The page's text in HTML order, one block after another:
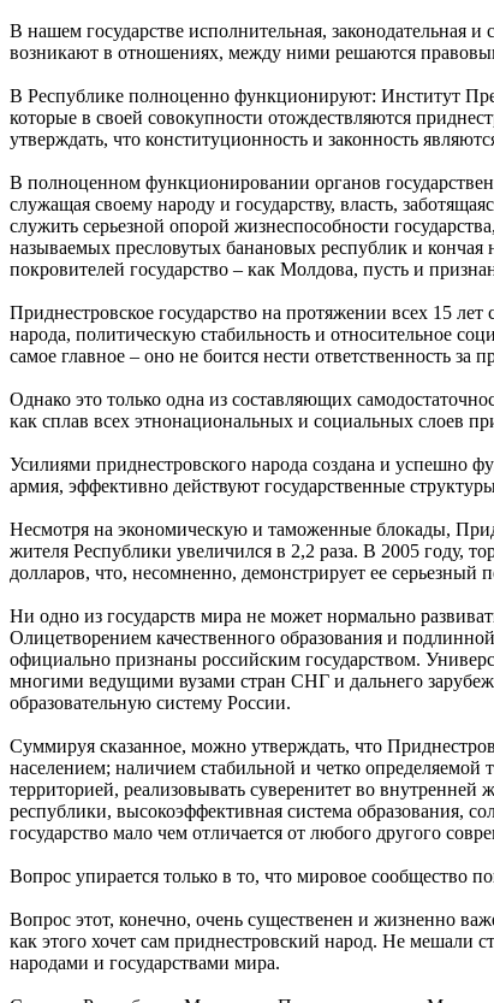
В нашем государстве исполнительная, законодательная
возникают в отношениях, между ними решаются
В Республике полноценно функционируют: Институт
которые в своей совокупности отождествляются
утверждать, что конституционность и законность
В полноценном функционировании органов
служащая своему народу и государству, власть,
служить серьезной опорой жизнеспособности
называемых пресловутых банановых республик и кончая
покровителей государство – как Молдова, пусть и
Приднестровское государство на протяжении всех 15
народа, политическую стабильность и относительное
самое главное – оно не боится нести ответственность
Однако это только одна из составляющих
как сплав всех этнонациональных и социальных слоев
Усилиями приднестровского народа создана и успешно
армия, эффективно действуют государственные
Несмотря на экономическую и таможенные блокады,
жителя Республики увеличился в 2,2 раза. В 2005 году,
долларов, что, несомненно, демонстрирует ее серьезный
Ни одно из государств мира не может нормально
Олицетворением качественного образования и
официально признаны российским государством.
многими ведущими вузами стран СНГ и дальнего
образовательную систему России.
Суммируя сказанное, можно утверждать, что
населением; наличием стабильной и четко определяемой
территорией, реализовывать суверенитет во
республики, высокоэффективная система образования,
государство мало чем отличается от любого другого
Вопрос упирается только в то, что мировое сообщество
Вопрос этот, конечно, очень существенен и жизненно
как этого хочет сам приднестровский народ. Не мешали
народами и государствами мира.